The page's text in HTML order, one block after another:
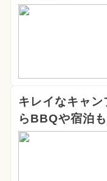
キレイなキャ
らBBQや宿泊も